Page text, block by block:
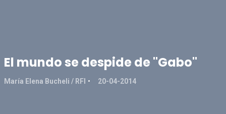
El mundo se despide de "Gabo"
María Elena Bucheli / RFI 20-04-2014